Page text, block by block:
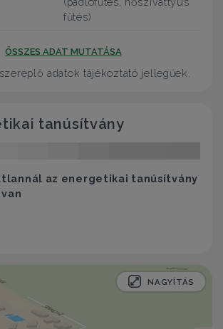
fűtés)
ÖSSZES ADAT MUTATÁSA
adatok tájékoztató jellegűek.
tanúsítvány
az energetikai tanúsítvány
NAGYÍTÁS